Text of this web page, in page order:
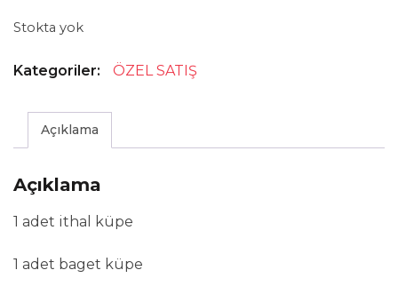
Stokta yok
Kategoriler: ÖZEL SATIŞ
Açıklama
Açıklama
1 adet ithal küpe
1 adet baget küpe